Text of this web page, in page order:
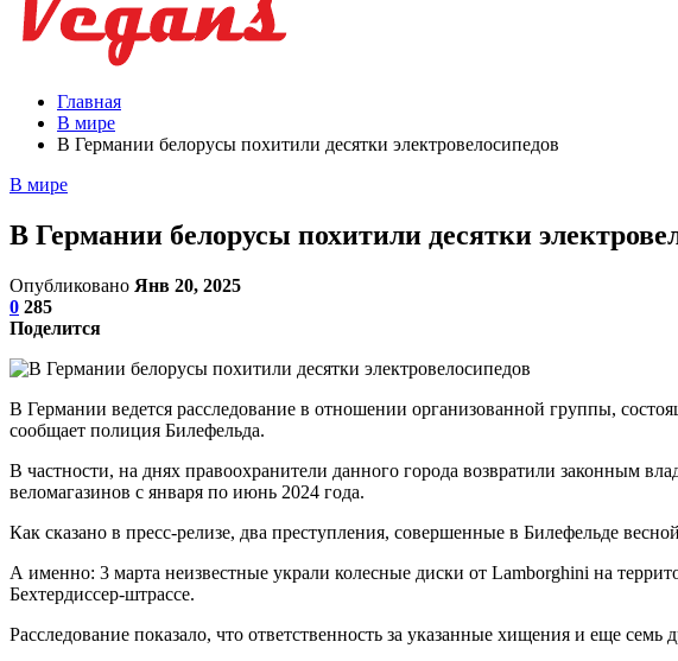
Главная
В мире
В Германии белорусы похитили десятки электровелосипедов
В мире
В Германии белорусы похитили десятки
Опубликовано Янв 20, 2025
0 285
Поделится
В Германии ведется расследование в отношении организованной группы,
сообщает полиция Билефельда.
В частности, на днях правоохранители данного города возвратили законным
веломагазинов с января по июнь 2024 года.
Как сказано в пресс-релизе, два преступления, совершенные в Билефельде
А именно: 3 марта неизвестные украли колесные диски от Lamborghini на
Бехтердиссер-штрассе.
Расследование показало, что ответственность за указанные хищения и еще